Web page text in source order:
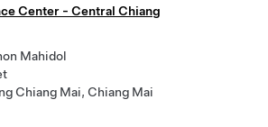
Center - Central Chiang
Mahidol
Chiang Mai, Chiang Mai